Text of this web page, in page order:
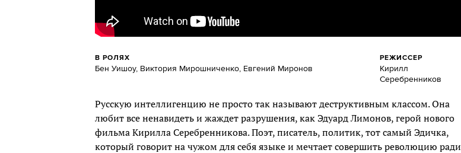
В РОЛЯХ
Бен Уишоу, Виктория Мирошниченко, Евгений Миронов
РЕЖИССЕР
Кирилл
Серебренников
Русскую интеллигенцию не просто так называют деструктивным классом. Она
любит все ненавидеть и жаждет разрушения, как Эдуард Лимонов, герой нового
фильма Кирилла Серебренникова. Поэт, писатель, политик, тот самый Эдичка,
который говорит на чужом для себя языке и мечтает совершить революцию ради